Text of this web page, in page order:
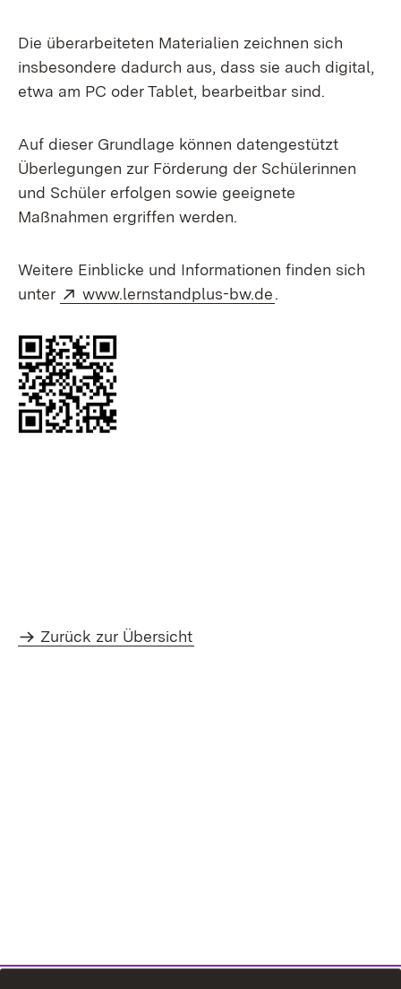
Die überarbeiteten Materialien zeichnen sich
insbesondere dadurch aus, dass sie auch digital,
etwa am PC oder Tablet, bearbeitbar sind.
Auf dieser Grundlage können datengestützt
Überlegungen zur Förderung der Schülerinnen
und Schüler erfolgen sowie geeignete
Maßnahmen ergriffen werden.
Weitere Einblicke und Informationen finden sich
unter
Extern:
www.lernstandplus-bw.de.
Zurück zur Übersicht